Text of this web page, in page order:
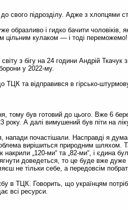
свого підрозділу. Адже з хлопцями
образливо і гидко бачити чоловіків,
цільним кулаком — і тоді
з бігу на 24 години Андрій
у 2022-му.
та відправився в гірсько-
тому був готовий до цього. Вже 6
А далі вимушений був піти на
напади почастішали. Насправді я
вирішиться природним шляхом.
„120-ми“ та „82-ми“, і єдина
доведеться, то це буде вже
не тільки себе, а передовсім
в ТЦК. Говорить, що українцям
всі ресурси.